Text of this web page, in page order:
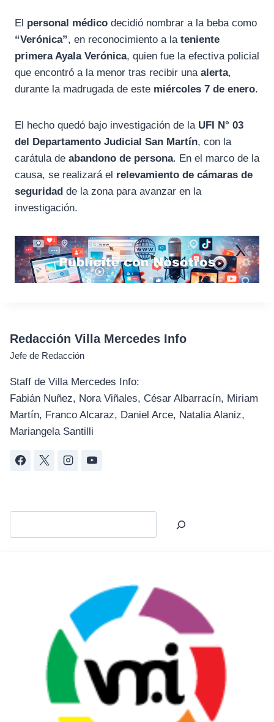
El personal médico decidió nombrar a la beba como
“Verónica”, en reconocimiento a la teniente
primera Ayala Verónica, quien fue la efectiva policial
que encontró a la menor tras recibir una alerta,
durante la madrugada de este miércoles 7 de enero.
El hecho quedó bajo investigación de la UFI N° 03
del Departamento Judicial San Martín, con la
carátula de abandono de persona. En el marco de la
causa, se realizará el relevamiento de cámaras de
seguridad de la zona para avanzar en la
investigación.
Redacción Villa Mercedes Info
Jefe de Redacción
Staff de Villa Mercedes Info:
Fabián Nuñez, Nora Viñales, César Albarracín, Miriam
Martín, Franco Alcaraz, Daniel Arce, Natalia Alaniz,
Mariangela Santilli